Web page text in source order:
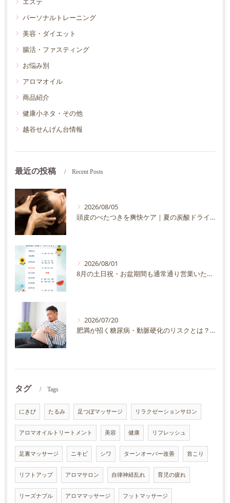
パーソナルトレーニング
美容・ダイエット
腸活・ファスティング
お悩み別
アロマオイル
商品紹介
健康小ネタ・その他
越谷せんげん台情報
最近の投稿 Recent Posts
2026/08/05
頭皮のべたつきを爽快ケア｜夏の炭酸ドライヘッドスパ完全ガイド
2026/08/01
8月の土日祝・お盆期間も通常通り営業いたします
2026/07/20
肥満が招く糖尿病・動脈硬化のリスクとは？30代40代男性が今すぐ始めたい予防法を徹底解説
タグ Tags
にきび たるみ 足つぼマッサージ リラクゼーションサロン
アロマオイルトリートメント 美容 健康 リフレッシュ
足裏マッサージ ニキビ シワ ターンオーバー改善 首こり
リフトアップ アロマサロン 自律神経乱れ 育児の疲れ
リーズナブル アロママッサージ フットマッサージ